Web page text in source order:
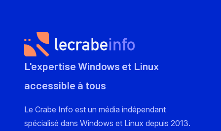
L'expertise Windows et Linux
accessible à tous
Le Crabe Info est un média indépendant
spécialisé dans Windows et Linux depuis 2013.